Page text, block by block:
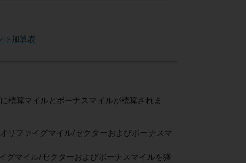
ト加算表
積算マイルとボーナスマイルが積算されま
リファイグマイル/セクターおよびボーナスマ
グマイル/セクターおよびボーナスマイルを獲